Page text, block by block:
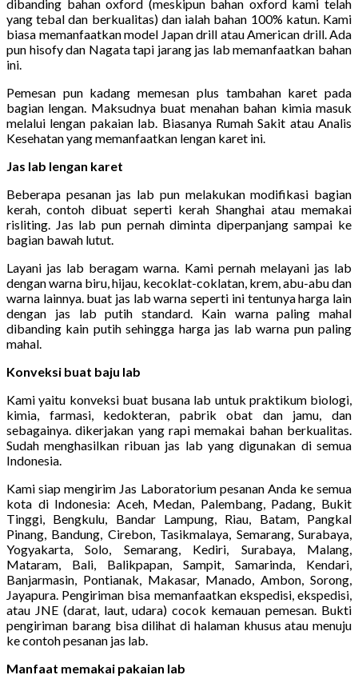
dibanding bahan oxford (meskipun bahan oxford kami telah
yang tebal dan berkualitas) dan ialah bahan 100% katun. Kami
biasa memanfaatkan model Japan drill atau American drill. Ada
pun hisofy dan Nagata tapi jarang jas lab memanfaatkan bahan
ini.
Pemesan pun kadang memesan plus tambahan karet pada
bagian lengan. Maksudnya buat menahan bahan kimia masuk
melalui lengan pakaian lab. Biasanya Rumah Sakit atau Analis
Kesehatan yang memanfaatkan lengan karet ini.
Jas lab lengan karet
Beberapa pesanan jas lab pun melakukan modifikasi bagian
kerah, contoh dibuat seperti kerah Shanghai atau memakai
risliting. Jas lab pun pernah diminta diperpanjang sampai ke
bagian bawah lutut.
Layani jas lab beragam warna. Kami pernah melayani jas lab
dengan warna biru, hijau, kecoklat-coklatan, krem, abu-abu dan
warna lainnya. buat jas lab warna seperti ini tentunya harga lain
dengan jas lab putih standard. Kain warna paling mahal
dibanding kain putih sehingga harga jas lab warna pun paling
mahal.
Konveksi buat baju lab
Kami yaitu konveksi buat busana lab untuk praktikum biologi,
kimia, farmasi, kedokteran, pabrik obat dan jamu, dan
sebagainya. dikerjakan yang rapi memakai bahan berkualitas.
Sudah menghasilkan ribuan jas lab yang digunakan di semua
Indonesia.
Kami siap mengirim Jas Laboratorium pesanan Anda ke semua
kota di Indonesia: Aceh, Medan, Palembang, Padang, Bukit
Tinggi, Bengkulu, Bandar Lampung, Riau, Batam, Pangkal
Pinang, Bandung, Cirebon, Tasikmalaya, Semarang, Surabaya,
Yogyakarta, Solo, Semarang, Kediri, Surabaya, Malang,
Mataram, Bali, Balikpapan, Sampit, Samarinda, Kendari,
Banjarmasin, Pontianak, Makasar, Manado, Ambon, Sorong,
Jayapura. Pengiriman bisa memanfaatkan ekspedisi, ekspedisi,
atau JNE (darat, laut, udara) cocok kemauan pemesan. Bukti
pengiriman barang bisa dilihat di halaman khusus atau menuju
ke contoh pesanan jas lab.
Manfaat memakai pakaian lab